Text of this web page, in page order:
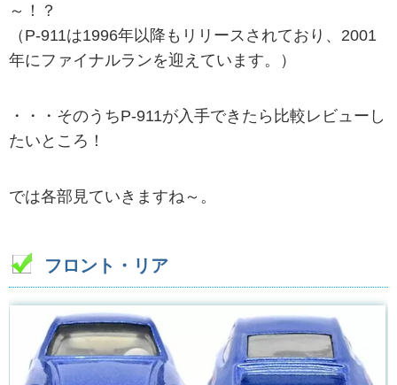
～！？
（P-911は1996年以降もリリースされており、2001
年にファイナルランを迎えています。）
・・・そのうちP-911が入手できたら比較レビューし
たいところ！
では各部見ていきますね～。
フロント・リア